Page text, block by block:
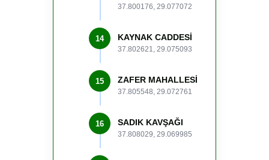
37.800176, 29.077072
14 KAYNAK CADDESİ
37.802621, 29.075093
15 ZAFER MAHALLESİ
37.805548, 29.072761
16 SADIK KAVŞAĞI
37.808029, 29.069985